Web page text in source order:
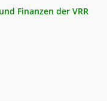
Finanzen der VRR